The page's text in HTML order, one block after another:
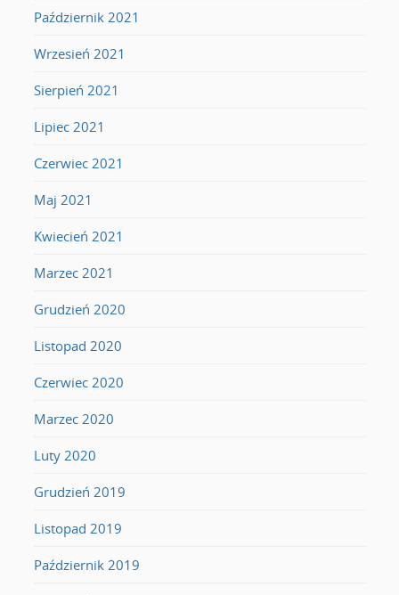
Październik 2021
Wrzesień 2021
Sierpień 2021
Lipiec 2021
Czerwiec 2021
Maj 2021
Kwiecień 2021
Marzec 2021
Grudzień 2020
Listopad 2020
Czerwiec 2020
Marzec 2020
Luty 2020
Grudzień 2019
Listopad 2019
Październik 2019